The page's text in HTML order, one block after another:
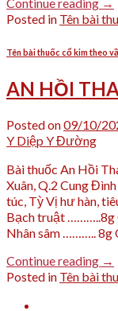
Posted in Tên bài
Tên bài thuốc cổ kim theo
AN HỒI
Posted on09/10/
Y Diệp Y Đường
Bài thuốc An Hồi
Xuân, Q.2 Cung
túc, Tỳ Vị hư hàn,
Bạch truật
Nhân sâm ……….. 8g
Continue reading →
Posted in Tên bài